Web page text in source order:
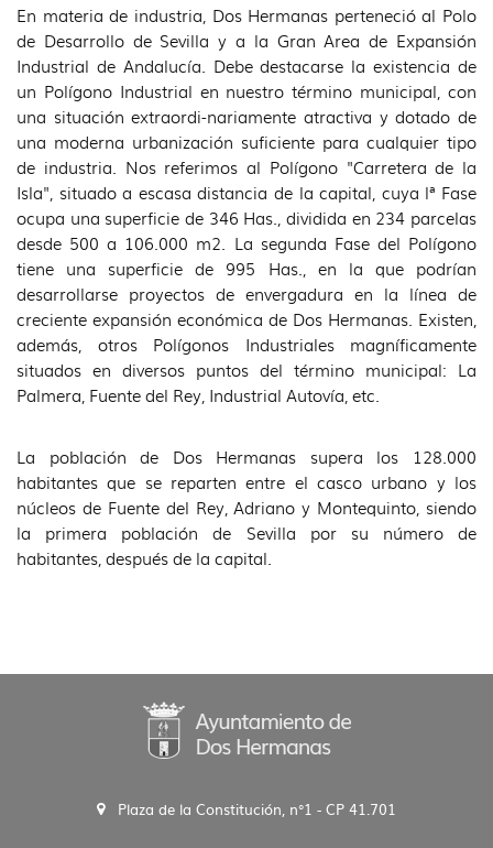
En materia de industria, Dos Hermanas perteneció al Polo
de Desarrollo de Sevilla y a la Gran Area de Expansión
Industrial de Andalucía. Debe destacarse la existencia de
un Polígono Industrial en nuestro término municipal, con
una situación extraordi-nariamente atractiva y dotado de
una moderna urbanización suficiente para cualquier tipo
de industria. Nos referimos al Polígono "Carretera de la
Isla", situado a escasa distancia de la capital, cuya lª Fase
ocupa una superficie de 346 Has., dividida en 234 parcelas
desde 500 a 106.000 m2. La segunda Fase del Polígono
tiene una superficie de 995 Has., en la que podrían
desarrollarse proyectos de envergadura en la línea de
creciente expansión económica de Dos Hermanas. Existen,
además, otros Polígonos Industriales magníficamente
situados en diversos puntos del término municipal: La
Palmera, Fuente del Rey, Industrial Autovía, etc.
La población de Dos Hermanas supera los 128.000
habitantes que se reparten entre el casco urbano y los
núcleos de Fuente del Rey, Adriano y Montequinto, siendo
la primera población de Sevilla por su número de
habitantes, después de la capital.
Plaza de la Constitución, n°1 - CP 41.701